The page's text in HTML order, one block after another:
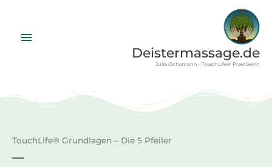
springen
Deistermassage.de
Julia Ochsmann - TouchLife® Praktikerin
Hauptmenü
TouchLife® Grundlagen – Die 5 Pfeiler